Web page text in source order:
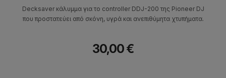
Decksaver κάλυμμα για το controller DDJ-200 της Pioneer DJ
που προστατεύει από σκόνη, υγρά και ανεπιθύμητα χτυπήματα.
30,00 €